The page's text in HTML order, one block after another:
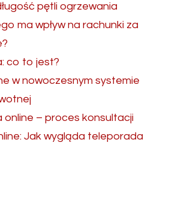
pętli ogrzewania
ma wpływ na rachunki za
co to jest?
w nowoczesnym systemie
online – proces konsultacji
Jak wygląda teleporada